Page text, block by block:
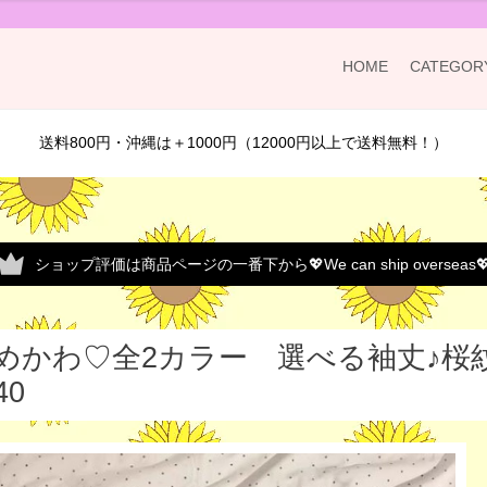
HOME
送料800円・沖縄は＋1000円（12000円以上で送料無料！）
ショップ評価は商品ページの一番下から💖We can ship
かわ♡全2カラー 選べる袖丈♪桜